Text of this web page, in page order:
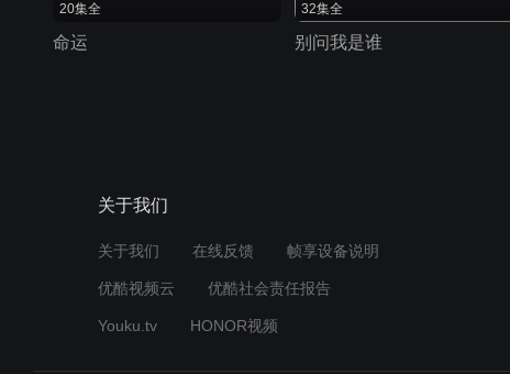
20集全
命运
32集全
别问我是谁
关于我们
关于我们 在线反馈 帧享设备说明
优酷视频云 优酷社会责任报告
Youku.tv HONOR视频